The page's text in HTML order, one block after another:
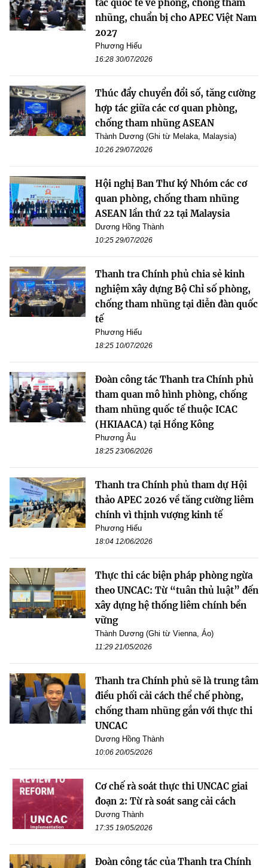
tác quốc tế về phòng, chống tham
nhũng, chuẩn bị cho APEC Việt Nam
2027
Phương Hiếu
16:28 30/07/2026
Thúc đẩy chuyển đổi số, tăng cường
hợp tác giữa các cơ quan phòng,
chống tham nhũng ASEAN
Thành Dương (Ghi từ Melaka, Malaysia)
10:26 29/07/2026
Hội nghị Ban Thư ký Nhóm các cơ
quan phòng, chống tham nhũng
ASEAN lần thứ 22 tại Malaysia
Dương Hồng Thành
10:25 29/07/2026
Thanh tra Chính phủ chia sẻ kinh
nghiệm xây dựng Bộ Chỉ số phòng,
chống tham nhũng tại diễn đàn quốc
tế
Phương Hiếu
18:25 10/07/2026
Đoàn công tác Thanh tra Chính phủ
tham quan mô hình phòng, chống
tham nhũng quốc tế thuộc ICAC
(HKIAACA) tại Hồng Kông
Phương Âu
18:25 23/06/2026
Thanh tra Chính phủ tham dự Hội
thảo APEC 2026 về tăng cường liêm
chính vì thịnh vượng kinh tế
Phương Hiếu
18:04 12/06/2026
Thực thi các biện pháp phòng ngừa
theo UNCAC: Từ “tuân thủ luật” đến
xây dựng hệ thống liêm chính bền
vững
Thành Dương (Ghi từ Vienna, Áo)
11:29 21/05/2026
Thanh tra Chính phủ sẽ là trung tâm
điều phối cải cách thể chế phòng,
chống tham nhũng gắn với thực thi
UNCAC
Dương Hồng Thành
10:06 20/05/2026
Cơ chế rà soát thực thi UNCAC giai
đoạn 2: Từ rà soát sang cải cách
Dương Thành
17:35 19/05/2026
Đoàn công tác của Thanh tra Chính